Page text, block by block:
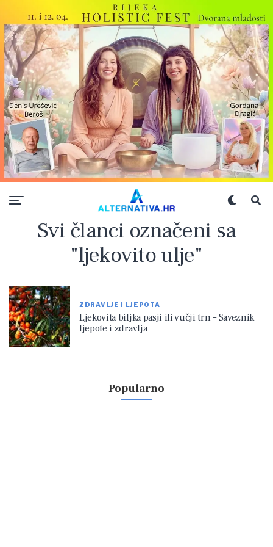
Svi članci označeni sa
"ljekovito ulje"
ZDRAVLJE I LJEPOTA
Ljekovita biljka pasji ili vučji trn – Saveznik
ljepote i zdravlja
Popularno